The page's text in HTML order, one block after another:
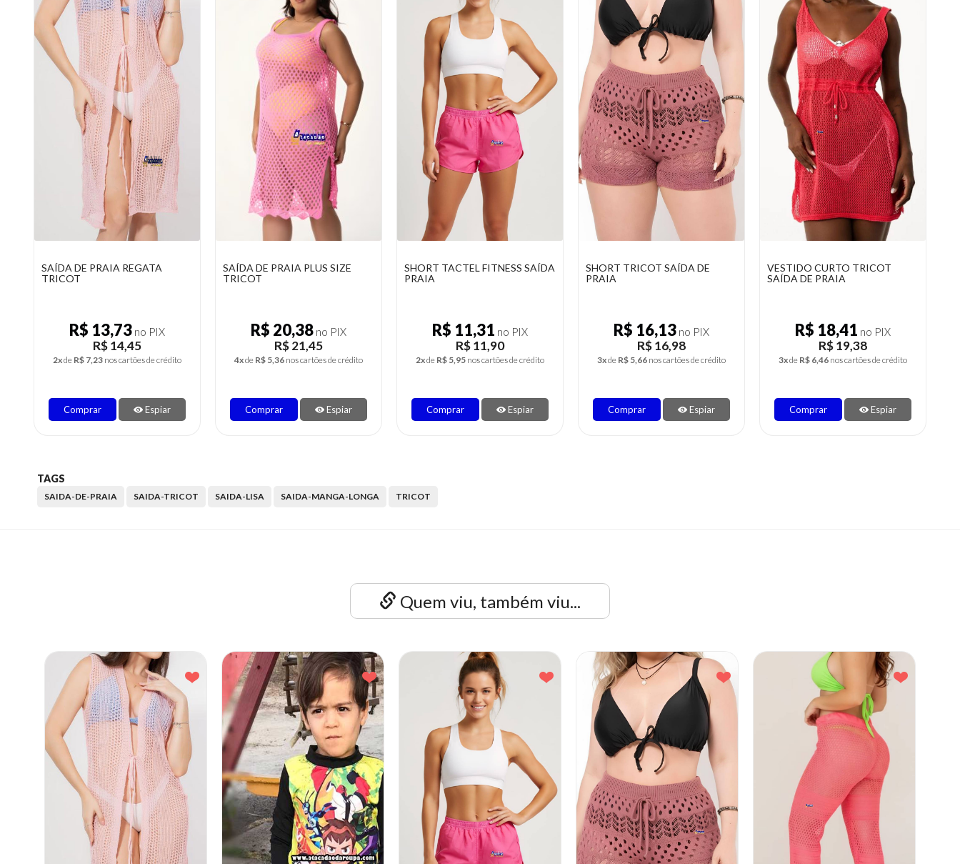
SAÍDA DE PRAIA PLUS SIZE
TRICOT
R$ 20,38 no PIX
R$ 21,45
4xde R$ 5,36 nos cartões de crédito
Comprar Espiar
SHORT TACTEL FITNESS SAÍDA
PRAIA
R$ 11,31 no PIX
R$ 11,90
2xde R$ 5,95 nos cartões de crédito
Comprar Espiar
SHORT TRICOT SAÍDA DE
PRAIA
R$ 16,13 no PIX
R$ 16,98
3xde R$ 5,66 nos cartões de crédito
Comprar Espiar
VESTIDO CURTO TRICOT
SAÍDA DE PRAIA
R$ 18,41 no PIX
R$ 19,38
3xde R$ 6,46 nos cartões de crédito
Comprar Espiar
CALÇA TRICOT SAÍDA DE
PRAIA
R$ 15,67 no PIX
R$ 16,49
3xde R$ 5,50 nos cartões de crédito
Comprar Espiar
TAGS
SAIDA-DE-PRAIA SAIDA-TRICOT SAIDA-LISA SAIDA-MANGA-LONGA TRICOT
Quem viu, também viu...